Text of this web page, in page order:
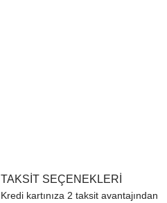
TAKSİT SEÇENEKLERİ
Kredi kartınıza 2 taksit avantajından